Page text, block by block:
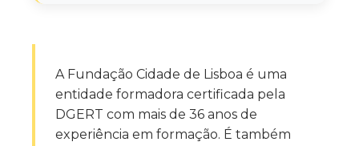
Expressões usadas nos comércios e
serviços
A Fundação Cidade de Lisboa é uma
entidade formadora certificada pela
DGERT com mais de 36 anos de
experiência em formação. É também